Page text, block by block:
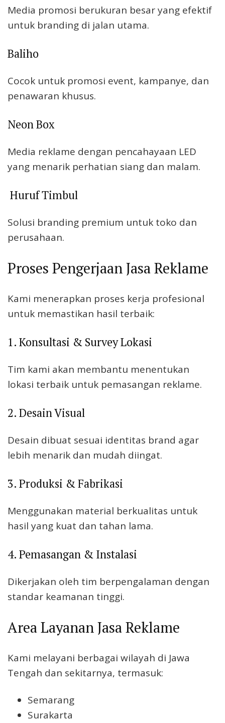
Media promosi berukuran besar yang efektif
untuk branding di jalan utama.
Baliho
Cocok untuk promosi event, kampanye, dan
penawaran khusus.
Neon Box
Media reklame dengan pencahayaan LED
yang menarik perhatian siang dan malam.
Huruf Timbul
Solusi branding premium untuk toko dan
perusahaan.
Proses Pengerjaan Jasa Reklame
Kami menerapkan proses kerja profesional
untuk memastikan hasil terbaik:
1. Konsultasi & Survey Lokasi
Tim kami akan membantu menentukan
lokasi terbaik untuk pemasangan reklame.
2. Desain Visual
Desain dibuat sesuai identitas brand agar
lebih menarik dan mudah diingat.
3. Produksi & Fabrikasi
Menggunakan material berkualitas untuk
hasil yang kuat dan tahan lama.
4. Pemasangan & Instalasi
Dikerjakan oleh tim berpengalaman dengan
standar keamanan tinggi.
Area Layanan Jasa Reklame
Kami melayani berbagai wilayah di Jawa
Tengah dan sekitarnya, termasuk:
Semarang
Surakarta